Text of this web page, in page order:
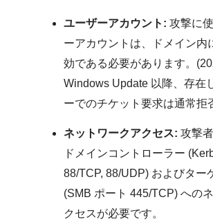
ユーザーアカウント: 攻撃に
ーアカウントは、ドメイン内
効である必要があります。
Windows Update 以降、存在
ーでのチケット要求は通常拒
ネットワークアクセス: 攻撃
ドメインコントローラー
88/TCP, 88/UDP) およびター
(SMB ポート 445/TCP) への
クセスが必要です。